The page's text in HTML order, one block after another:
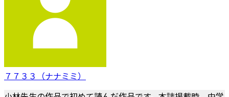
７７３３（ナナミミ）